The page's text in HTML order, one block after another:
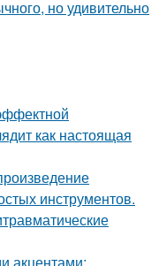
но удивительно
как настоящая
инструментов.
акцентами: